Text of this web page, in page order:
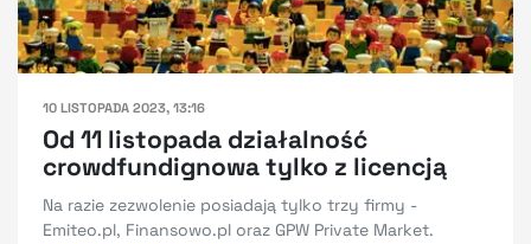
10 LISTOPADA 2023, 13:16
Od 11 listopada działalność
crowdfundignowa tylko z licencją
Na razie zezwolenie posiadają tylko trzy firmy -
Emiteo.pl, Finansowo.pl oraz GPW Private Market.